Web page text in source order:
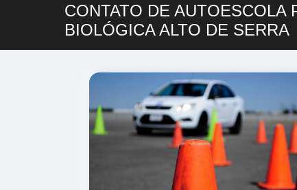
CONTATO DE AUTOESCOLA
BIOLÓGICA ALTO DE SERRA